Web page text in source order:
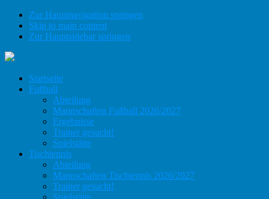
Zur Hauptnavigation springen
Skip to main content
Zur Hauptsidebar springen
Startseite
Fußball
Abteilung
Mannschaften Fußball 2026/2027
Ergebnisse
Trainer gesucht!
Spielstätte
Tischtennis
Abteilung
Mannschaften Tischtennis 2026/2027
Trainer gesucht!
Spielstätte